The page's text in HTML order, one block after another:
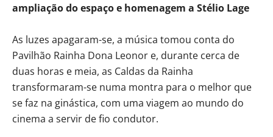
ampliação do espaço e homenagem a Stélio Lage
As luzes apagaram-se, a música tomou conta do
Pavilhão Rainha Dona Leonor e, durante cerca de
duas horas e meia, as Caldas da Rainha
transformaram-se numa montra para o melhor que
se faz na ginástica, com uma viagem ao mundo do
cinema a servir de fio condutor.